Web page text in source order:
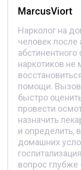
MarcusViort
Нарколог на
человек после
наркотиков не
помощи. Вызов
быстро
провести
назначить
и определить,
домашних
вопрос глубже